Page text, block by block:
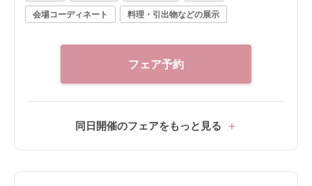
会場コーディネート
料理・引出物などの展示
フェア予約
同日開催のフェアをもっと見る